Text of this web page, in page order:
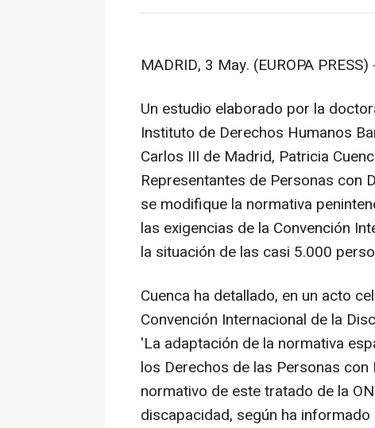
MADRID, 3 May. (EUROPA PRESS)
Un estudio elaborado por la
Instituto de Derechos Humanos
Carlos III de Madrid, Patricia
Representantes de Personas con
se modifique la normativa
las exigencias de la Convención
la situación de las casi 5.000
Cuenca ha detallado, en un acto
Convención Internacional de la
'La adaptación de la normativa
los Derechos de las Personas
normativo de este tratado de la
discapacidad, según ha informado